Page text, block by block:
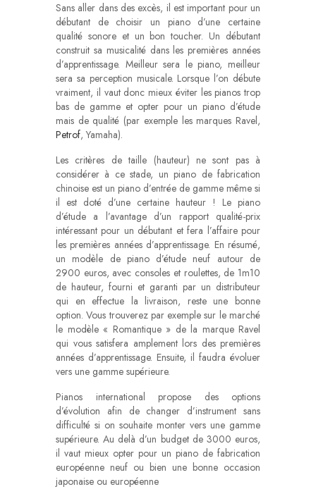
Sans aller dans des excès, il est important pour un
débutant de choisir un piano d’une certaine
qualité sonore et un bon toucher. Un débutant
construit sa musicalité dans les premières années
d’apprentissage. Meilleur sera le piano, meilleur
sera sa perception musicale. Lorsque l’on débute
vraiment, il vaut donc mieux éviter les pianos trop
bas de gamme et opter pour un piano d’étude
mais de qualité (par exemple les marques Ravel,
Petrof, Yamaha).
Les critères de taille (hauteur) ne sont pas à
considérer à ce stade, un piano de fabrication
chinoise est un piano d’entrée de gamme même si
il est doté d’une certaine hauteur ! Le piano
d’étude a l’avantage d’un rapport qualité-prix
intéressant pour un débutant et fera l’affaire pour
les premières années d’apprentissage. En résumé,
un modèle de piano d’étude neuf autour de
2900 euros, avec consoles et roulettes, de 1m10
de hauteur, fourni et garanti par un distributeur
qui en effectue la livraison, reste une bonne
option. Vous trouverez par exemple sur le marché
le modèle « Romantique » de la marque Ravel
qui vous satisfera amplement lors des premières
années d’apprentissage. Ensuite, il faudra évoluer
vers une gamme supérieure.
Pianos international propose des options
d’évolution afin de changer d’instrument sans
difficulté si on souhaite monter vers une gamme
supérieure. Au delà d’un budget de 3000 euros,
il vaut mieux opter pour un piano de fabrication
européenne neuf ou bien une bonne occasion
japonaise ou européenne